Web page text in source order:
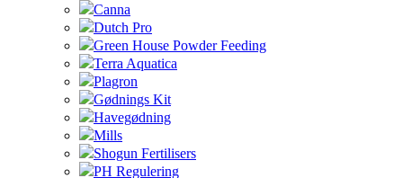
Canna
Dutch Pro
Green House Powder Feeding
Terra Aquatica
Plagron
Gødnings Kit
Havegødning
Mills
Shogun Fertilisers
PH Regulering